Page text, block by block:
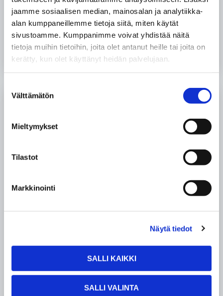
jaamme sosiaalisen median, mainosalan ja analytiikka-
alan kumppaneillemme tietoja siitä, miten käytät
sivustoamme. Kumppanimme voivat yhdistää näitä
tietoja muihin tietoihin, joita olet antanut heille tai joita on
kerätty, kun olet käyttänyt heidän palvelujaan.
valinta
Välttämätön
Mieltymykset
Tilastot
Markkinointi
Näytä tiedot
SALLI KAIKKI
SALLI VALINTA
belts from Hiowa Oy. Pureva will extend its product
range and service...
READ MORE "PUREVA
New
discs
Pureva has brought new XR4 product line to the
markets for 125 mm cutting discs. This XR4 product
line takes into account the different power outputs of